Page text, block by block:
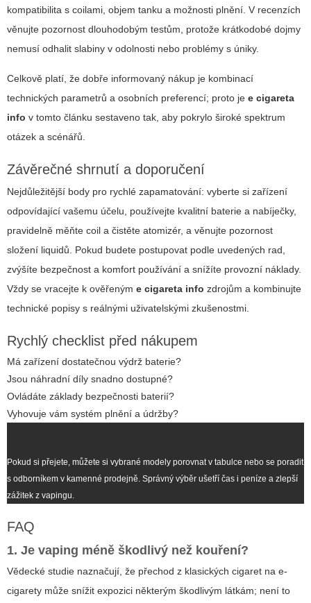
kompatibilita s coilami, objem tanku a možnosti plnění. V recenzích
věnujte pozornost dlouhodobým testům, protože krátkodobé dojmy
nemusí odhalit slabiny v odolnosti nebo problémy s úniky.
Celkově platí, že dobře informovaný nákup je kombinací
technických parametrů a osobních preferencí; proto je e cigareta
info v tomto článku sestaveno tak, aby pokrylo široké spektrum
otázek a scénářů.
Závěrečné shrnutí a doporučení
Nejdůležitější body pro rychlé zapamatování: vyberte si zařízení
odpovídající vašemu účelu, používejte kvalitní baterie a nabíječky,
pravidelně měňte coil a čistěte atomizér, a věnujte pozornost
složení liquidů. Pokud budete postupovat podle uvedených rad,
zvýšíte bezpečnost a komfort používání a snížíte provozní náklady.
Vždy se vracejte k ověřeným e cigareta info zdrojům a kombinujte
technické popisy s reálnými uživatelskými zkušenostmi.
Rychlý checklist před nákupem
Má zařízení dostatečnou výdrž baterie?
Jsou náhradní díly snadno dostupné?
Ovládáte základy bezpečnosti baterií?
Vyhovuje vám systém plnění a údržby?
Pokud si přejete, můžete si vybrané modely porovnat v tabulce nebo se poradit
s odborníkem v kamenné prodejně. Správný výběr ušetří čas i peníze a zlepší
zážitek z vapingu.
FAQ
1. Je vaping méně škodlivý než kouření?
Vědecké studie naznačují, že přechod z klasických cigaret na e-
cigarety může snížit expozici některým škodlivým látkám; není to